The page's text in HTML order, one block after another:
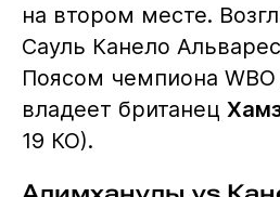
на втором месте.
Сауль Канело
Поясом чемпиона
владеет британец
19 КО).